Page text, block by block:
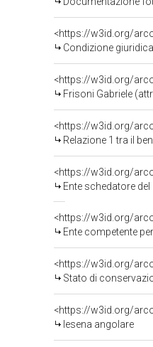
Condizione
<https://w3id.org/
Frisoni Gabriele
<https://w3id.org/
Relazione 1 tra il
<https://w3id.org/
Ente schedatore del bene
<https://w3id.org/
Ente competente per tutela
<https://w3id.org/
Stato di
<https://w3id.org/
lesena angolare